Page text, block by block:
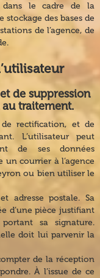
dans le cadre de la
des bases de
de l’agence, de
de suppression
traitement.
de rectification, et de
L’utilisateur peut
de ses données
un courrier à l’agence
ou bien utiliser le
adresse postale. Sa
d’une pièce justifiant
sa signature.
doit lui parvenir la
de la réception
À l’issue de ce